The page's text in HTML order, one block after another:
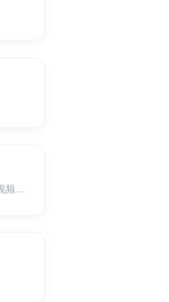
在线将视频进行水平翻转或垂直翻转，并将翻转后的视频下载到本地。